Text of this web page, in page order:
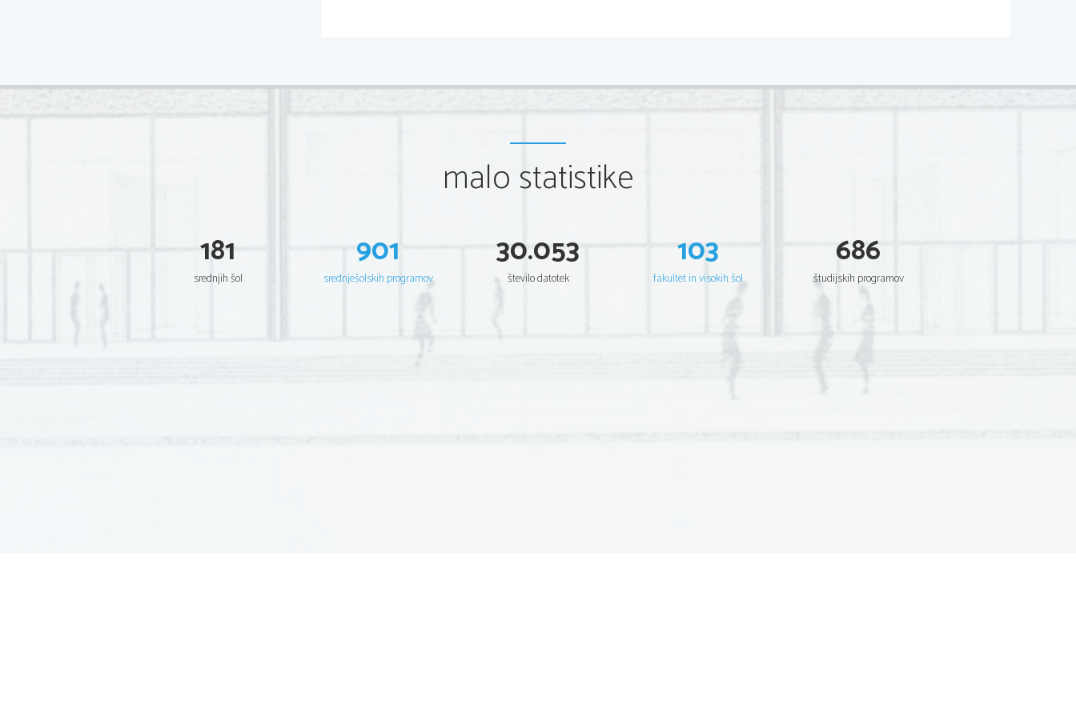
vratnih vretenc, vsako je močno podaljšano. Četrta in peta prsna vretenca imata močne trne-
Rep ima na koncu 1m dolg čop iz črne dlake, odganja muhe ( ce-ce ), ki povzročajo
Veliki kot jušni krožniki, z nogo zadaja močne udarce, kadar se brani.
LOBANJA: Kostno tkivo se stalno nalaga.
ROGOVI: Rogovi so že ob rojstvu.Pri porodu leži hrustančna zasnova za rogove tesno ob
Podočniki so močno sploščeni, tvorijo 2-3 krpe s katerimi smukajo liste.
Jezik je dolg 45 cm in je črne barve. Ovijejo ga okoli veje, in vejo z njim osmukajo
URAVNAVANJE PRITISKA:
Kadar skloni glavo in hkrati vrat ima v vratu žile z zelo
prožnimi stenami. V venah ima sistem zaklopk, ki omogočajo uravnavanje krvnega pritiska.
malo statistike
181
srednjih šol
901
srednješolskih programov
30.053
število datotek
103
fakultet in visokih šol
686
študijskih programov